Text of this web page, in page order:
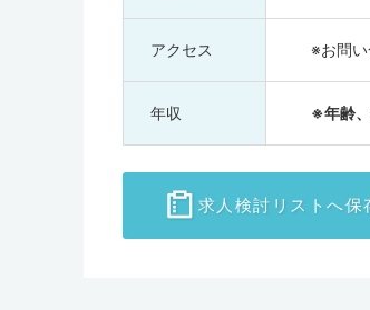
アクセス ※お問
年収 ※年齢
求人検討 リストへ保